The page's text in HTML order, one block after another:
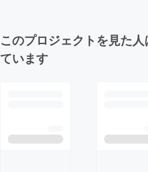
このプロジェクトを見た
ています